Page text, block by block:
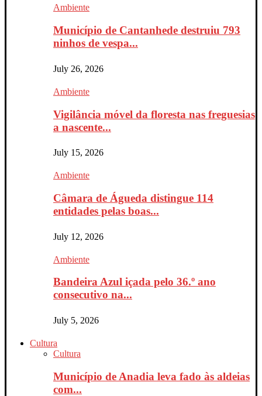
Ambiente
Município de Cantanhede destruiu 793
ninhos de vespa...
July 26, 2026
Ambiente
Vigilância móvel da floresta nas freguesias
a nascente...
July 15, 2026
Ambiente
Câmara de Águeda distingue 114
entidades pelas boas...
July 12, 2026
Ambiente
Bandeira Azul içada pelo 36.º ano
consecutivo na...
July 5, 2026
Cultura
Cultura
Município de Anadia leva fado às aldeias
com...